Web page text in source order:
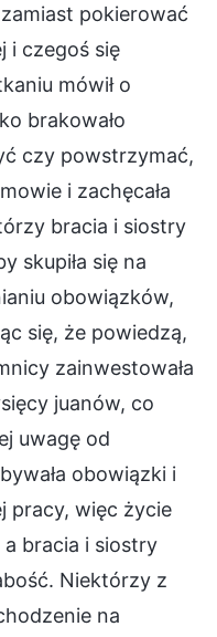
pokierować
i czegoś się
mówił o
brakowało
czy powstrzymać,
i zachęcała
bracia i siostry
skupiła się na
obowiązków,
się, że powiedzą,
zainwestowała
juanów, co
uwagę od
obowiązki i
pracy, więc życie
a bracia i siostry
Niektórzy z
na